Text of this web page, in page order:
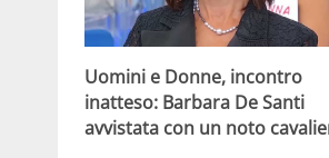
Uomini e Donne, incontro
inatteso: Barbara De Santi
avvistata con un noto